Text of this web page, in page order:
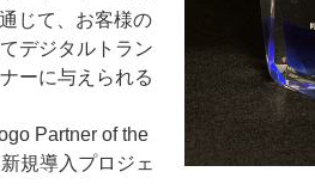
じて、お客様の
デジタルトラン
ーに与えられる
Partner of the
規導入プロジェ